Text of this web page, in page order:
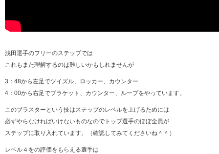
浅田選手のフリーのステップでは
これもまた理解するのは難しいかもしれませんが
3：48から左足でツイズル、ロッカー、カウンター
4：00から右足でブラケット、カウンター、ループをやっています。
このブラスターという技はステップのレベルを上げるためには
必ずやらなければいけないものなのでトップ選手のほぼ全員が
ステップに取り入れています。（確認してみてくださいね＾＾）
レベル４をの評価をもらえる選手は